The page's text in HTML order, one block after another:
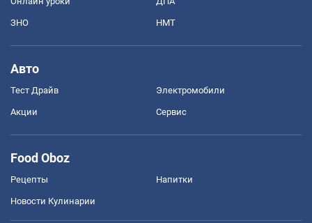
ЗНО НМТ
Авто
Тест Драйв Электромобили
Акции Сервис
Food Oboz
Рецепты Напитки
Новости Кулинарии